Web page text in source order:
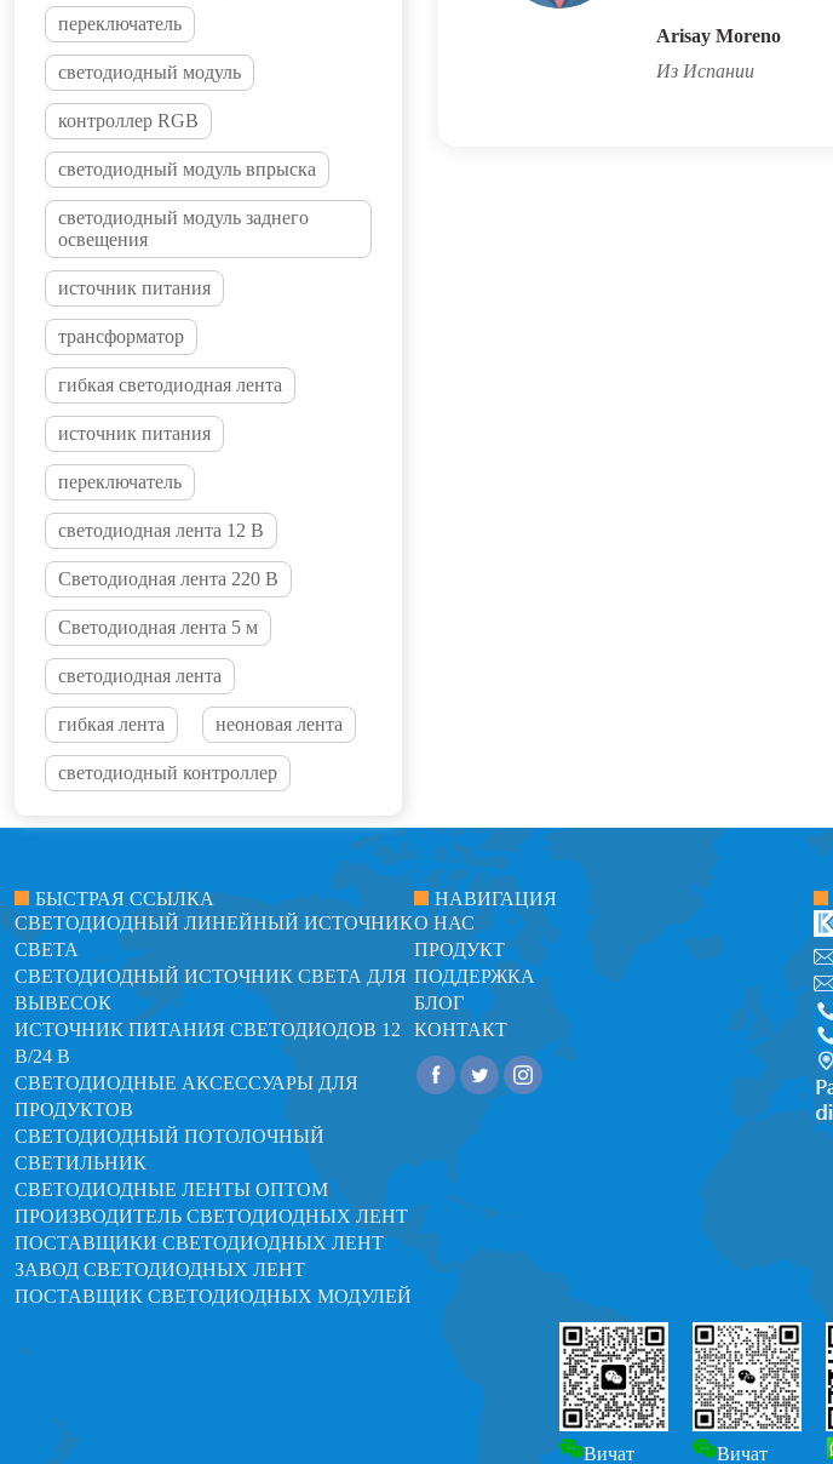
переключатель
светодиодный модуль
контроллер RGB
светодиодный модуль впрыска
светодиодный модуль заднего
освещения
источник питания
трансформатор
гибкая светодиодная лента
источник питания
переключатель
светодиодная лента 12 В
Светодиодная лента 220 В
Светодиодная лента 5 м
светодиодная лента
гибкая лента неоновая лента
светодиодный контроллер
Arisay Moreno
Из Испании
БЫСТРАЯ ССЫЛКА
СВЕТОДИОДНЫЙ ЛИНЕЙНЫЙ ИСТОЧНИК
СВЕТА
СВЕТОДИОДНЫЙ ИСТОЧНИК СВЕТА ДЛЯ
ВЫВЕСОК
ИСТОЧНИК ПИТАНИЯ СВЕТОДИОДОВ 12
В/24 В
СВЕТОДИОДНЫЕ АКСЕССУАРЫ ДЛЯ
ПРОДУКТОВ
СВЕТОДИОДНЫЙ ПОТОЛОЧНЫЙ
СВЕТИЛЬНИК
СВЕТОДИОДНЫЕ ЛЕНТЫ ОПТОМ
ПРОИЗВОДИТЕЛЬ СВЕТОДИОДНЫХ ЛЕНТ
ПОСТАВЩИКИ СВЕТОДИОДНЫХ ЛЕНТ
ЗАВОД СВЕТОДИОДНЫХ ЛЕНТ
ПОСТАВЩИК СВЕТОДИОДНЫХ МОДУЛЕЙ
НАВИГАЦИЯ
О НАС
ПРОДУКТ
ПОДДЕРЖКА
БЛОГ
КОНТАКТ
Вичат Вичат